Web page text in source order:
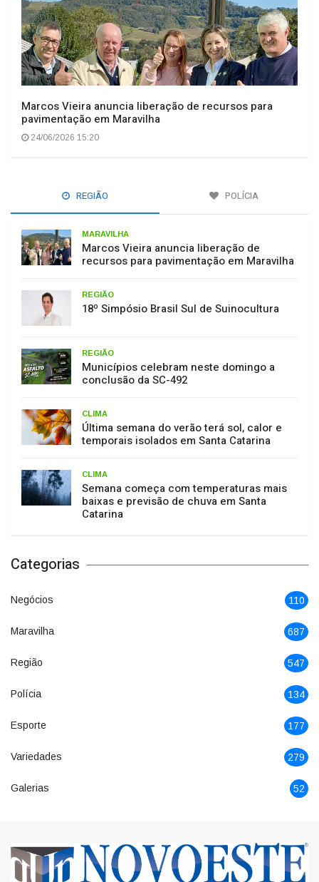
Marcos Vieira anuncia liberação de recursos para
pavimentação em Maravilha
24/06/2026 15:20
REGIÃO POLÍCIA
MARAVILHA
Marcos Vieira anuncia liberação de
recursos para pavimentação em Maravilha
REGIÃO
18º Simpósio Brasil Sul de Suinocultura
REGIÃO
Municípios celebram neste domingo a
conclusão da SC-492
CLIMA
Última semana do verão terá sol, calor e
temporais isolados em Santa Catarina
CLIMA
Semana começa com temperaturas mais
baixas e previsão de chuva em Santa
Catarina
Categorias
Negócios 110
Maravilha 687
Região 547
Polícia 134
Esporte 177
Variedades 279
Galerias 52